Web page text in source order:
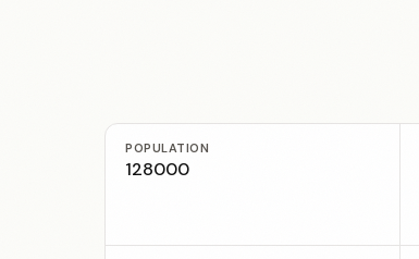
POPULATION
128000